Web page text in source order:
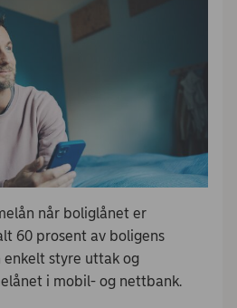
når boliglånet er
60 prosent av boligens
enkelt styre uttak og
i mobil- og nettbank.